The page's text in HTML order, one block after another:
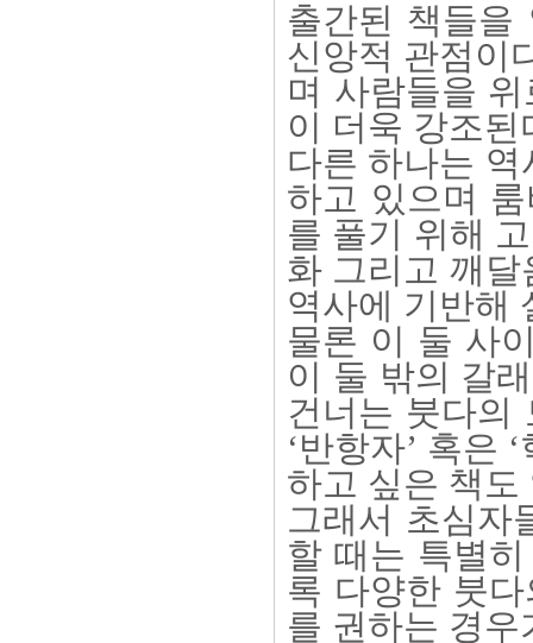
출간된 책들을
신앙적 관점이
며 사람들을
이 더욱 강조된
다른 하나는
하고 있으며
를 풀기 위해
화 그리고 깨
역사에 기반해
물론 이 둘 사
이 둘 밖의 갈
건너는 붓다의
‘반항자’ 혹은
하고 싶은 책도
그래서 초심자
할 때는 특별히
록 다양한 붓
를 권하는 경우